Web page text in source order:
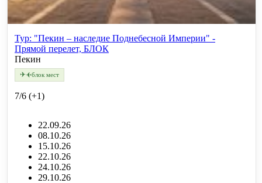
Тур: "Пекин – наследие Поднебесной Империи" -
Прямой перелет, БЛОК
Пекин
✈✈блок мест
7/6 (+1)
22.09.26
08.10.26
15.10.26
22.10.26
24.10.26
29.10.26